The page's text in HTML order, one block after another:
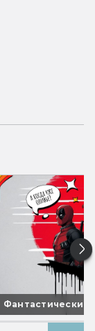
Фантастические